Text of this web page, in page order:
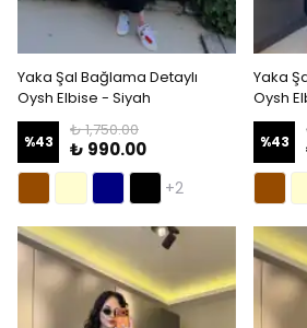
Yaka Şal Bağlama Detaylı
Oysh Elbise - Siyah
%43
₺ 1,750.00
₺ 990.00
+2
Yaka
Oysh
%43